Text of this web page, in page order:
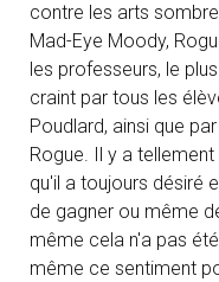
contre les arts
Mad-Eye Moody,
les professeurs, le
craint par tous les
Poudlard, ainsi que
Rogue. Il y a
qu'il a toujours désiré
de gagner ou même
même cela n'a pas
même ce sentiment